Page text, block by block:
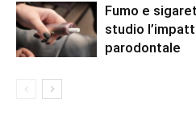
Fumo e
studio
parodontale